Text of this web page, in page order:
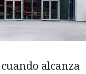
alcanza